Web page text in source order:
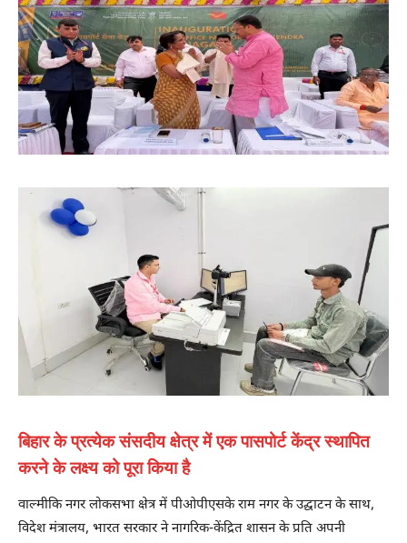
बिहार के प्रत्येक संसदीय क्षेत्र में एक पासपोर्ट केंद्र स्थापित
करने के लक्ष्य को पूरा किया है
वाल्मीकि नगर लोकसभा क्षेत्र में पीओपीएसके राम नगर के उद्घाटन के साथ,
विदेश मंत्रालय, भारत सरकार ने नागरिक-केंद्रित शासन के प्रति अपनी